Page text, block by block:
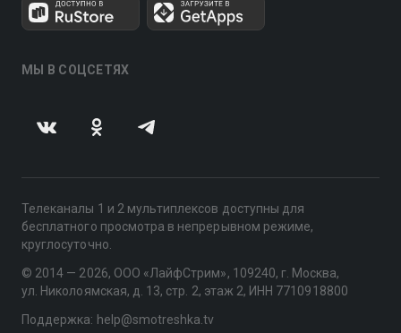
МЫ В СОЦСЕТЯХ
Телеканалы 1 и 2 мультиплексов доступны для
бесплатного просмотра в непрерывном режиме,
круглосуточно.
© 2014 — 2026, ООО «ЛайфСтрим», 109240, г. Москва,
ул. Николоямская, д. 13, стр. 2, этаж 2, ИНН 7710918800
Поддержка: help@smotreshka.tv